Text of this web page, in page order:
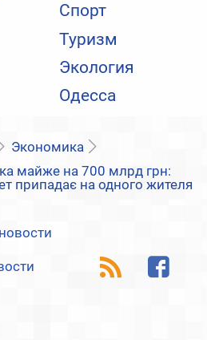
Спорт
Туризм
Экология
Одесса
Экономика
майже на 700 млрд грн:
припадає на одного жителя